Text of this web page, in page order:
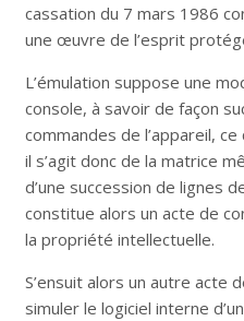
cassation du 7 mars 1986
une œuvre de l’esprit
L’émulation suppose une
console, à savoir de façon
commandes de l’appareil,
il s’agit donc de la matrice
d’une succession de lignes
constitue alors un acte de
la propriété intellectuelle.
S’ensuit alors un autre acte
simuler le logiciel interne